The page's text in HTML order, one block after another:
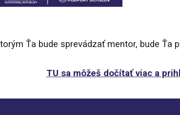
Ťa bude sprevádzať mentor, bude Ťa
TU sa môžeš dočítať viac a